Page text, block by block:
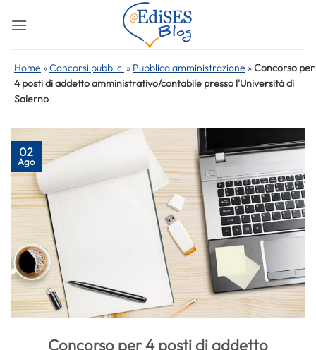
Home »Concorsi pubblici » Pubblica amministrazione »Concorso per
4 posti di addetto amministrativo/contabile presso l'Università di
Salerno
02
Ago
Concorso per 4 posti di addetto